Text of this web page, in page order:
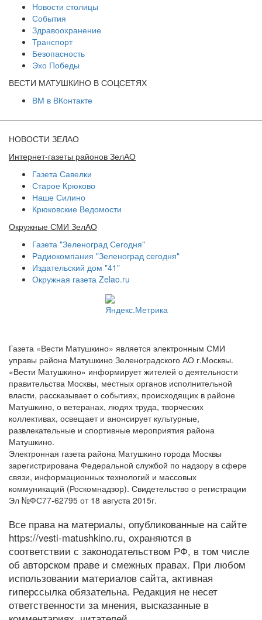
Новости столицы
События
Здравоохранение
Транспорт
Безопасность
Эхо Победы
ВЕСТИ МАТУШКИНО В СОЦСЕТЯХ
ВМ в ВКонтакте
НОВОСТИ ЗЕЛАО
Интернет-газеты районов ЗелАО
Газета Савелки
Старое Крюково
Наше Силино
Крюковские Ведомости
Окружные СМИ ЗелАО
Газета "Зеленоград Сегодня"
Радиокомпания "Зеленоград сегодня"
Издательский дом "41"
Окружная газета Zelao.ru
Газета «Вести Матушкино» является электронным СМИ
управы района Матушкино Зеленоградского АО г.Москвы.
«Вести Матушкино» информирует жителей о деятельности
правительства Москвы, местных органов исполнительной
власти, рассказывает о событиях, происходящих в районе
Матушкино, о ветеранах, людях труда, творческих
коллективах, освещает и анонсирует культурные,
развлекательные и спортивные мероприятия района
Матушкино.
Электронная газета района Матушкино города Москвы
зарегистрирована Федеральной службой по надзору в сфере
связи, информационных технологий и массовых
коммуникаций (Роскомнадзор). Свидетельство о регистрации
Эл №ФС77-62795 от 18 августа 2015г.
Все права на материалы, опубликованные на сайте
https://vesti-matushkino.ru, охраняются в
соответствии с законодательством РФ, в том числе
об авторском праве и смежных правах. При любом
использовании материалов сайта, активная
гиперссылка обязательна. Редакция не несет
ответственности за мнения, высказанные в